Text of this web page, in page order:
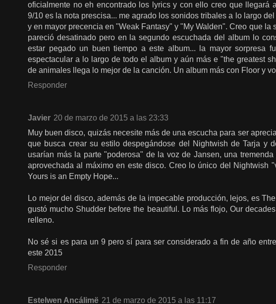
oficialmente no eh encontrado los lyrics y con ello creo que llegará
9/10 es la nota prescisa... me agrado los sonidos tribales a lo largo
y en mayor precencia en "Weak Fantasy" y "My Walden". Creo que la
pareció desatinado pero en la segundo escuchada del album lo
estar pegado un buen tiempo a este album... la mayor sorpresa
espectacular a lo largo de todo el album y aún más e "the greatest
de animales llega lo mejor de la canción. Un album más con Floor y
Responder
Javier 20 de marzo de 2015 a las 23:33
Muy buen disco, quizás necesite más de una escucha para ser
que busca crear su estilo despegándose del Nightwish de Tarja y
usarían más la parte "poderosa" de la voz de Jansen, una
aprovechada al máximo en este disco. Creo lo único del Nightwish
Yours is an Empty Hope...
Lo mejor del disco, además de la impecable producción, lejos, es
gustó mucho Shudder before the beautiful. Lo más flojo, Our
relleno.
No sé si es para un 9 pero sí para ser considerado a fin de año
este 2015
Responder
Estelwen Ancálimë 21 de marzo de 2015 a las 11:17